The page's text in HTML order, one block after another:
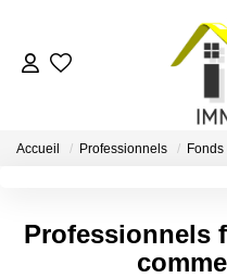
Accueil Professionnels
Professionnels